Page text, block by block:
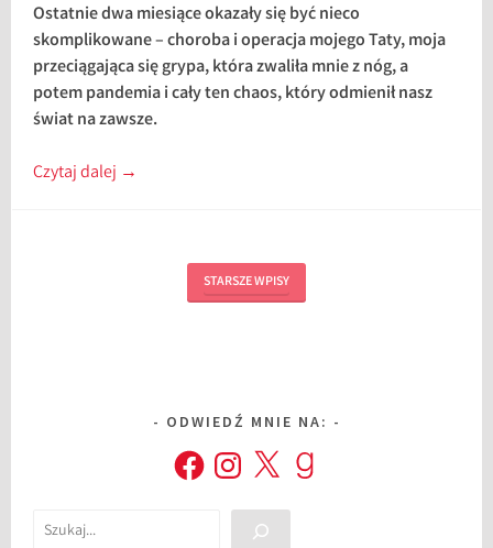
Ostatnie dwa miesiące okazały się być nieco
skomplikowane – choroba i operacja mojego Taty, moja
przeciągająca się grypa, która zwaliła mnie z nóg, a
potem pandemia i cały ten chaos, który odmienił nasz
świat na zawsze.
Czytaj dalej →
STARSZE WPISY
ODWIEDŹ MNIE NA:
FacebookInstagram
X Goodreads
Szukaj